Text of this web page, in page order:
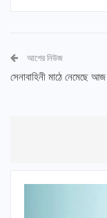
আগের নিউজ
সেনাবাহিনী মাঠে নেমেছে আজ